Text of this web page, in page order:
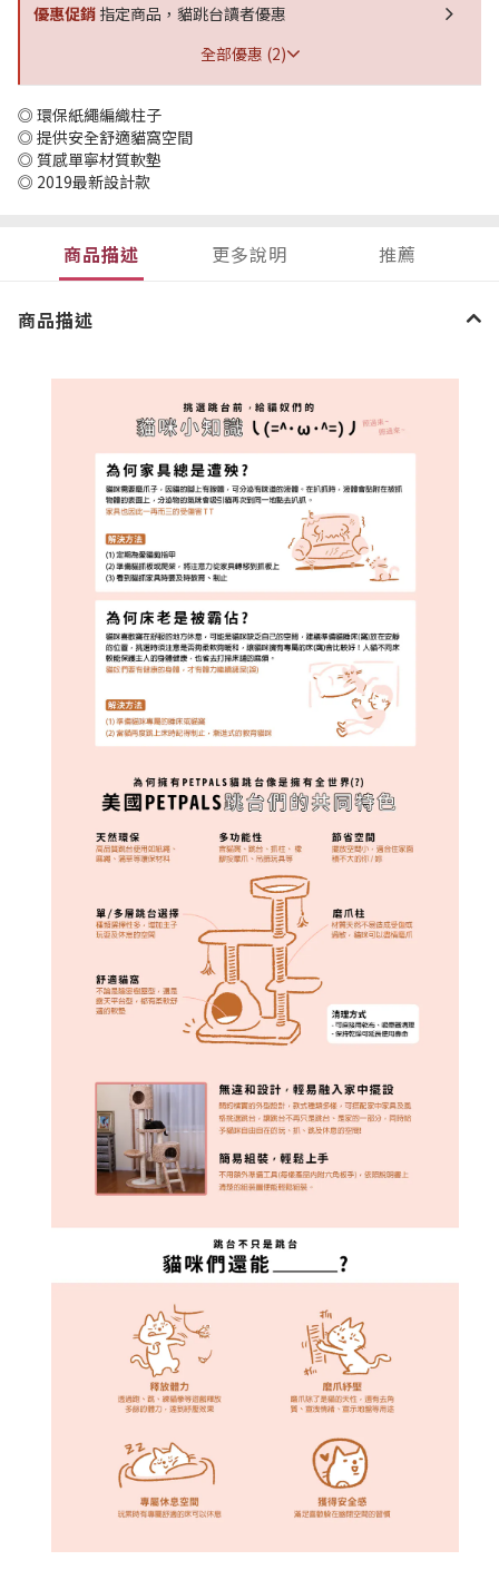
優惠促銷 指定商品，貓跳台讀者優惠
全部優惠 (2)
◎ 環保紙繩編織柱子
◎ 提供安全舒適貓窩空間
◎ 質感單寧材質軟墊
◎ 2019最新設計款
商品描述 更多說明 推薦
商品描述